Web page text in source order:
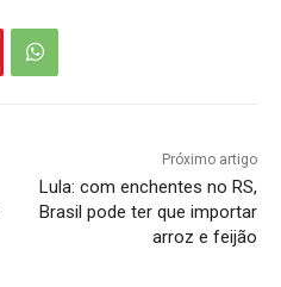
Próximo artigo
Lula: com enchentes no RS,
Brasil pode ter que importar
arroz e feijão